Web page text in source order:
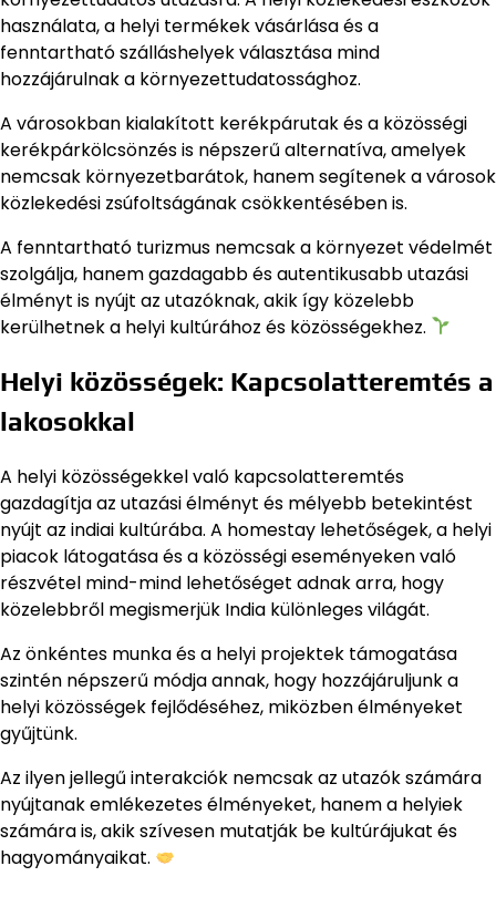
használata, a helyi termékek vásárlása és a
fenntartható szálláshelyek választása mind
hozzájárulnak a környezettudatossághoz.
A városokban kialakított kerékpárutak és a közösségi
kerékpárkölcsönzés is népszerű alternatíva, amelyek
nemcsak környezetbarátok, hanem segítenek a városok
közlekedési zsúfoltságának csökkentésében is.
A fenntartható turizmus nemcsak a környezet védelmét
szolgálja, hanem gazdagabb és autentikusabb utazási
élményt is nyújt az utazóknak, akik így közelebb
kerülhetnek a helyi kultúrához és közösségekhez.
Helyi közösségek: Kapcsolatteremtés a
lakosokkal
A helyi közösségekkel való kapcsolatteremtés
gazdagítja az utazási élményt és mélyebb betekintést
nyújt az indiai kultúrába. A homestay lehetőségek, a helyi
piacok látogatása és a közösségi eseményeken való
részvétel mind-mind lehetőséget adnak arra, hogy
közelebbről megismerjük India különleges világát.
Az önkéntes munka és a helyi projektek támogatása
szintén népszerű módja annak, hogy hozzájáruljunk a
helyi közösségek fejlődéséhez, miközben élményeket
gyűjtünk.
Az ilyen jellegű interakciók nemcsak az utazók számára
nyújtanak emlékezetes élményeket, hanem a helyiek
számára is, akik szívesen mutatják be kultúrájukat és
hagyományaikat.